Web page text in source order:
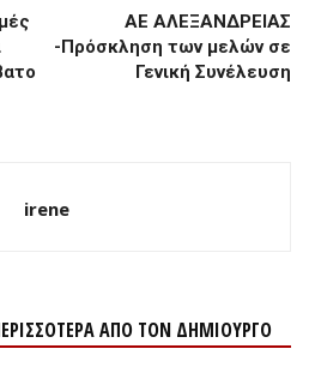
ΑΕ ΑΛΕΞΑΝΔΡΕΙΑΣ
-Πρόσκληση των μελών σε
Γενική Συνέλευση
irene
ΑΠΟ ΤΟΝ ΔΗΜΙΟΥΡΓΟ